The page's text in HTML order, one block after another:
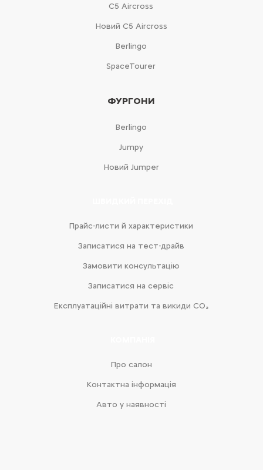
С5 Aircross
Новий С5 Aircross
Berlingo
SpaceTourer
ФУРГОНИ
Berlingo
Jumpy
Новий Jumper
Прайс-листи й характеристики
Записатися на тест-драйв
Замовити консультацію
Записатися на сервіс
Експлуатаційні витрати та викиди CO₂
Про салон
Контактна інформація
Авто у наявності